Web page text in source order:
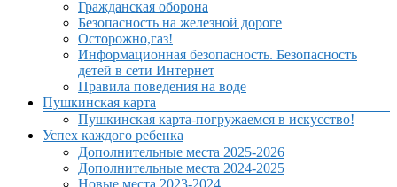
Гражданская оборона
Безопасность на железной дороге
Осторожно,газ!
Информационная безопасность. Безопасность
детей в сети Интернет
Правила поведения на воде
Пушкинская карта
Пушкинская карта-погружаемся в искусство!
Успех каждого ребенка
Дополнительные места 2025-2026
Дополнительные места 2024-2025